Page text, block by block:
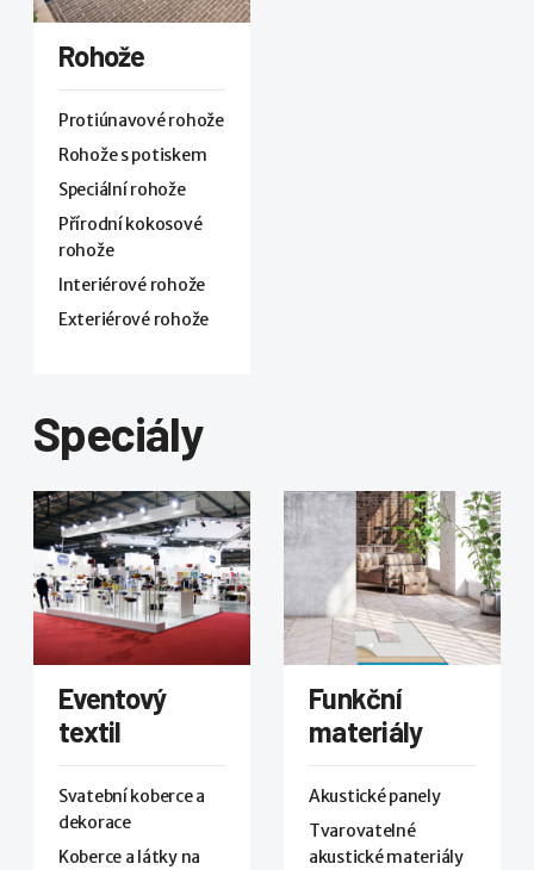
Rohože
Protiúnavové rohože
Rohože s potiskem
Speciální rohože
Přírodní kokosové
rohože
Interiérové rohože
Exteriérové rohože
Speciály
Eventový
textil
Svatební koberce a
dekorace
Koberce a látky na
Funkční
materiály
Akustické panely
Tvarovatelné
akustické materiály